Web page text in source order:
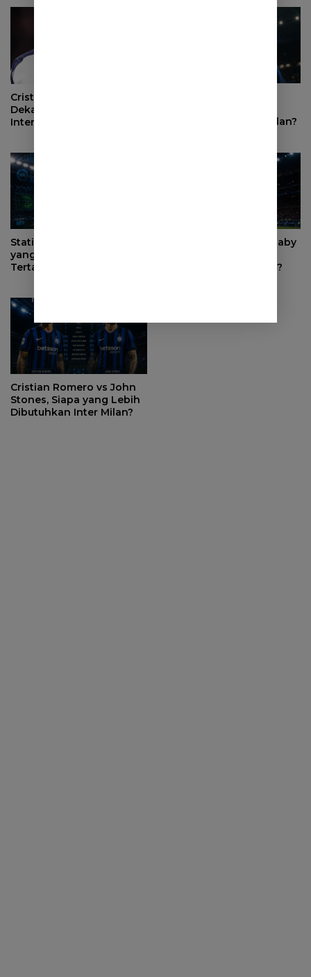
Cristian Romero Makin
Dekat ke Atletico Madrid,
Inter Milan Mundur dari
Pemain Kunci Inter Milan?
Statistik Moussa Diaby
yang Membuat Inter Milan
Tertarik Merekrutnya
Bagaimana Moussa Diaby
Permainan Inter Milan?
Cristian Romero vs John
Stones, Siapa yang Lebih
Dibutuhkan Inter Milan?